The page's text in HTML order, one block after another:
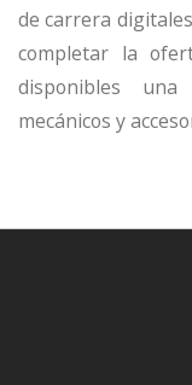
de carrera
completar la
disponibles
mecánicos y